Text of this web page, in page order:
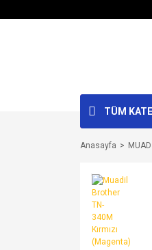
TÜM
Anasayfa